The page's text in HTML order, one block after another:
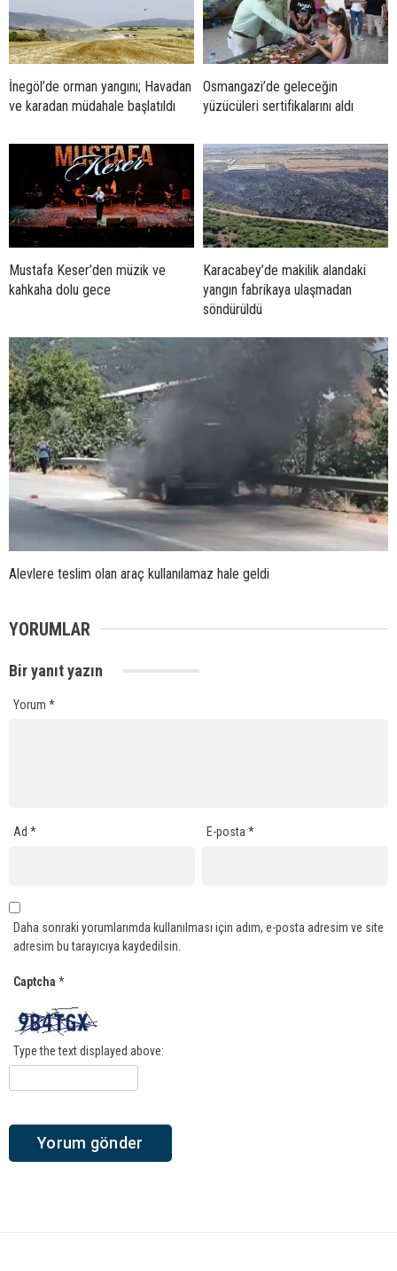
İnegöl’de orman yangını; Havadan
ve karadan müdahale başlatıldı
Osmangazi’de geleceğin
yüzücüleri sertifikalarını aldı
Mustafa Keser’den müzik ve
kahkaha dolu gece
Karacabey’de makilik alandaki
yangın fabrikaya ulaşmadan
söndürüldü
Alevlere teslim olan araç kullanılamaz hale geldi
YORUMLAR
Bir yanıt yazın
Yorum *
Ad * E-posta*
Daha sonraki yorumlarımda kullanılması için adım, e-posta adresim ve site
adresim bu tarayıcıya kaydedilsin.
Captcha *
Type the text displayed above: